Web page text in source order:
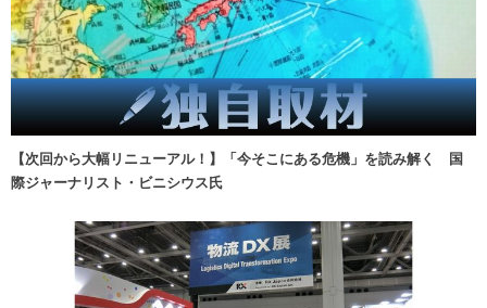
【次回から大幅リニューアル！】「今そこにある危機」を読み解く 国
際ジャーナリスト・ビニシウス氏